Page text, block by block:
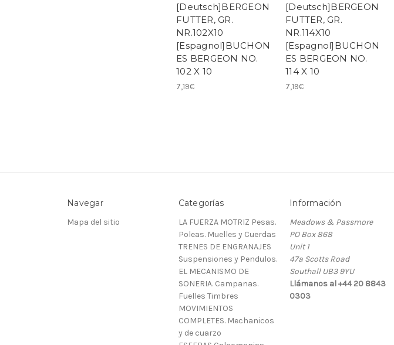
[Deutsch]BERGEON
FUTTER, GR.
NR.102X10
[Espagnol]BUCHON
ES BERGEON NO.
102 X 10
7,19€
[Deutsch]BERGEON
FUTTER, GR.
NR.114X10
[Espagnol]BUCHON
ES BERGEON NO.
114 X 10
7,19€
Navegar
Mapa del sitio
Categorías
LA FUERZA MOTRIZ Pesas.
Poleas. Muelles y Cuerdas
TRENES DE ENGRANAJES
Suspensiones y Pendulos.
EL MECANISMO DE
SONERIA. Campanas.
Fuelles Timbres
MOVIMIENTOS
COMPLETES. Mechanicos
y de cuarzo
Información
Meadows & Passmore
PO Box 868
Unit 1
47a Scotts Road
Southall UB3 9YU
Llámanos al +44 20 8843
0303